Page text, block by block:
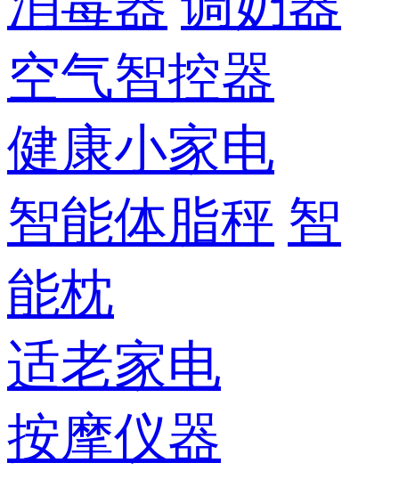
空气智控器
健康小家电
智能体脂秤 智
能枕
适老家电
按摩仪器